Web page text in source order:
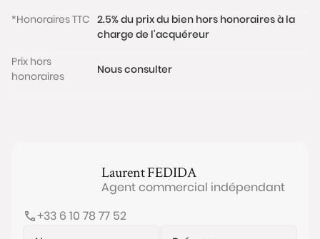
*Honoraires TTC 2.5% du prix du bien hors honoraires à la
charge de l'acquéreur
Prix hors
honoraires
Nous consulter
LaurentFEDIDA
Agent commercial indépendant
+33 6 10 78 77 52